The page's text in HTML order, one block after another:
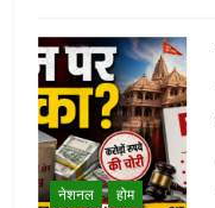
नेशनल होम